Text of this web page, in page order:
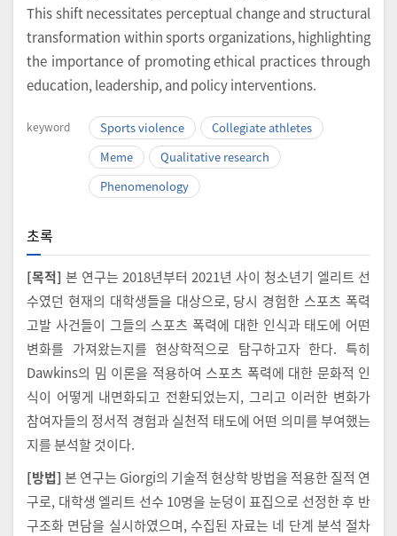
This shift necessitates perceptual change and structural
transformation within sports organizations, highlighting
the importance of promoting ethical practices through
education, leadership, and policy interventions.
keyword Sports violence
Collegiate athletes
Meme
Qualitative research
Phenomenology
초록
[목적] 본 연구는 2018년부터 2021년 사이 청소년기 엘리트 선
수였던 현재의 대학생들을 대상으로, 당시 경험한 스포츠 폭력
고발 사건들이 그들의 스포츠 폭력에 대한 인식과 태도에 어떤
변화를 가져왔는지를 현상학적으로 탐구하고자 한다. 특히
Dawkins의 밈 이론을 적용하여 스포츠 폭력에 대한 문화적 인
식이 어떻게 내면화되고 전환되었는지, 그리고 이러한 변화가
참여자들의 정서적 경험과 실천적 태도에 어떤 의미를 부여했는
지를 분석할 것이다.
[방법]본 연구는 Giorgi의 기술적 현상학 방법을 적용한 질적 연
구로, 대학생 엘리트 선수 10명을 눈덩이 표집으로 선정한 후 반
구조화 면담을 실시하였으며, 수집된 자료는 네 단계 분석 절차